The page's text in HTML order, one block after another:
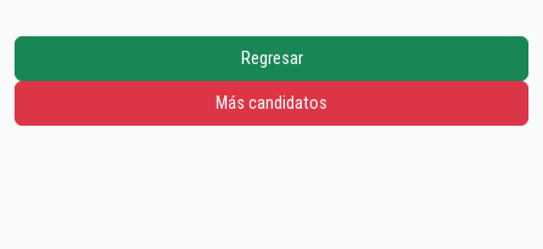
Regresar
Más candidatos